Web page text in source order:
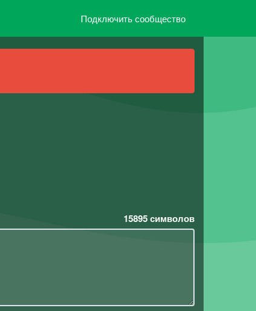
Подключить сообщество
15895символов